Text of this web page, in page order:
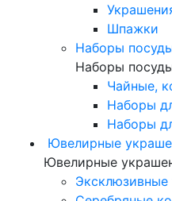
Шпажки
Наборы
Наборы
Чайные,
Наборы
Наборы
Ювелирные
Ювелирные
Эксклюзивные